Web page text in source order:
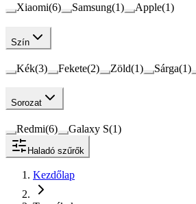
Xiaomi(6) Samsung(1) Apple(1)
Szín
Kék(3) Fekete(2) Zöld(1) Sárga(1)
Sorozat
Redmi(6) Galaxy S(1)
Haladó szűrők
Kezdőlap